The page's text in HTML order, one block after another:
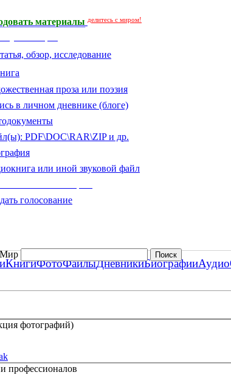
материалы делитесь с миром!
обзор, исследование
проза или поэзия
в личном дневнике (блоге)
PDF\DOC\RAR\ZIP и др.
или иной звуковой файл
голосование
Мир
КнигиФотоФайлыДневникиБиографииАудио
фотографий)
профессионалов